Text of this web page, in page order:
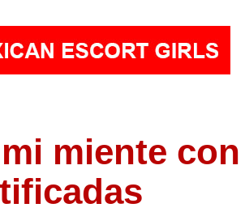
miente